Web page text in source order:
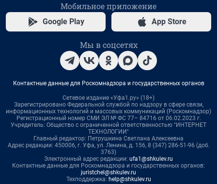
Мобильное приложение
Google Play App Store
Мы в соцсетях
Контактные данные для Роскомнадзора и государственных органов
Сетевое издание «Уфа1.ру» (18+)
Зарегистрировано Федеральной службой по надзору в сфере связи,
информационных технологий и массовых коммуникаций (Роскомнадзор)
Регистрационный номер СМИ ЭЛ № ФС 77– 84716 от 06.02.2023 г.
Учредитель: Общество с ограниченной ответственностью "ИНТЕРНЕТ
ТЕХНОЛОГИИ"
Главный редактор: Петрушкина Светлана Алексеевна
Адрес редакции: 450006, г. Уфа, ул. Ленина, д. 156, 8 (347) 286-51-96 (доб.
3763)
Электронный адрес редакции: ufa1@shkulev.ru
Контактные данные для Роскомнадзора и государственных органов:
juristchel@shkulev.ru
Техподдержка: help@shkulev.ru